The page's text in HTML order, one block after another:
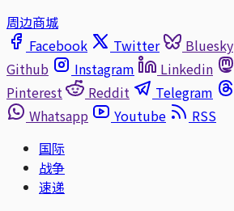
周边商城
Facebook
Twitter Bluesky
Github
Instagram Linkedin
Pinterest
Reddit Telegram
Whatsapp
Youtube
RSS
国际
战争
速递